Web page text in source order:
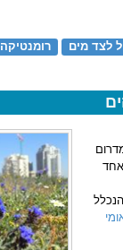
לצד מים רומנטיקה